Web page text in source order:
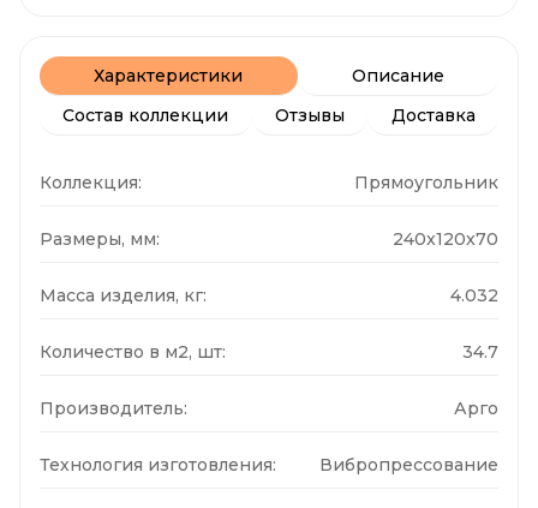
Характеристики
Описание
Состав коллекции
Отзывы Доставка
Коллекция: Прямоугольник
Размеры, мм: 240x120x70
Масса изделия, кг: 4.032
Количество в м2, шт: 34.7
Производитель: Арго
Технология изготовления: Вибропрессование